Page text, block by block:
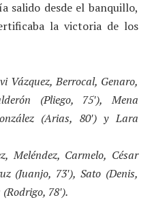
salido desde el banquillo,
la victoria de los
Vázquez, Berrocal, Genaro,
(Pliego, 75′), Mena
(Arias, 80′) y Lara
Meléndez, Carmelo, César
(Juanjo, 73′), Sato (Denis,
78′).